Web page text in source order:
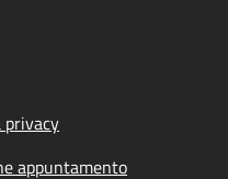
appuntamento